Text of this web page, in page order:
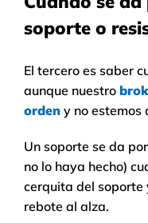
soporte o
El tercero es saber
aunque nuestro
orden y no estemos
Un soporte se da
no lo haya hecho)
cerquita del soporte
rebote al alza.